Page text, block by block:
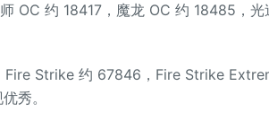
约 18417，魔龙 OC 约 18485，光
Strike 约 67846，Fire Strike
秀。